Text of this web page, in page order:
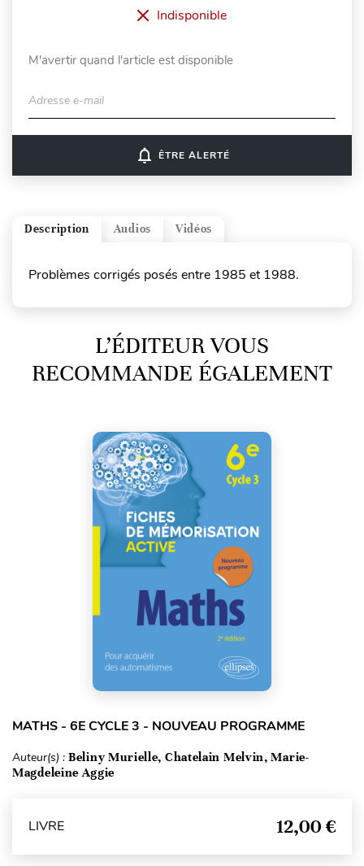
Indisponible
M'avertir quand l'article est disponible
Adresse e-mail
notifications_none ÊTRE ALERTÉ
Vidéos
Audios
Description
Problèmes corrigés posés entre 1985 et 1988.
L’ÉDITEUR VOUS
RECOMMANDE ÉGALEMENT
MATHS - 6E CYCLE 3 - NOUVEAU PROGRAMME
Auteur(s) : Beliny Murielle, Chatelain Melvin, Marie-
Magdeleine Aggie
LIVRE 12,00 €